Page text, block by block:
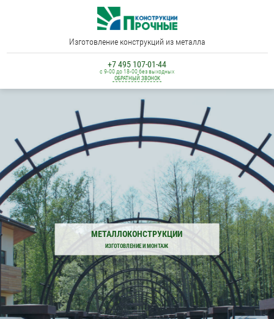
Изготовление конструкций из металла
+7 495 107-01-44
с 9-00 до 18-00 без выходных
ОБРАТНЫЙ ЗВОНОК
МЕТАЛЛОКОНСТРУКЦИИ
ИЗГОТОВЛЕНИЕ И МОНТАЖ